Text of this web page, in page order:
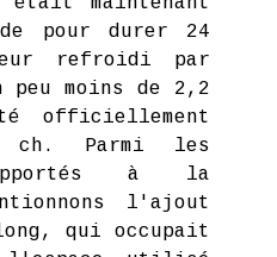
pour durer 24
refroidi par
moins de 2,2
officiellement
ch. Parmi les
apportés à la
l'ajout
qui occupait